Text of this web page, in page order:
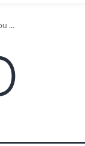
...